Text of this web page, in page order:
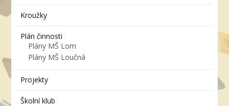
Kroužky
Plán činnosti
Plány MŠ Lom
Plány MŠ Loučná
Projekty
Školní klub